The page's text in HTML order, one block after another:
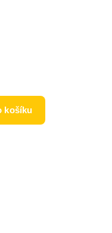
košíku